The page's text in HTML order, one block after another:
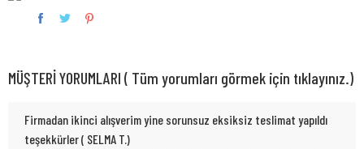
MÜŞTERİ YORUMLARI ( Tüm yorumları görmek için tıklayınız.)
Firmadan ikinci alışverim yine sorunsuz eksiksiz teslimat yapıldı
teşekkürler ( SELMA T.)